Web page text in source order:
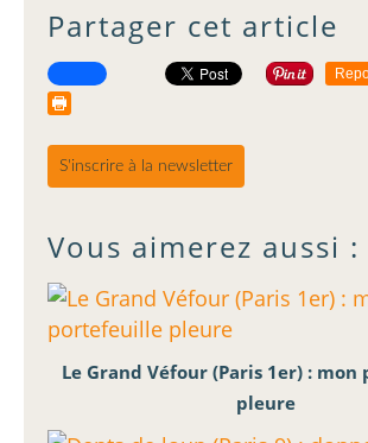
Partager cet article
S'inscrire à la newsletter
Vous aimerez aussi :
Le Grand Véfour (Paris 1er) :
pleure